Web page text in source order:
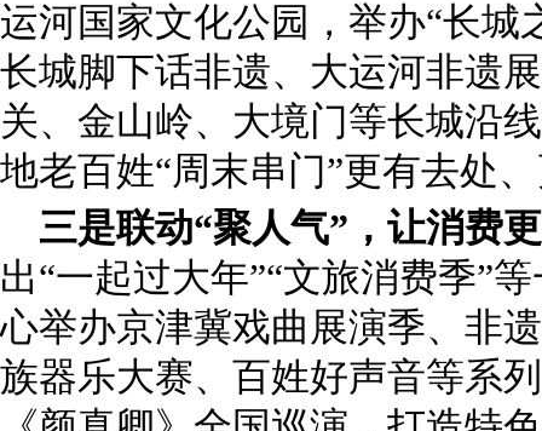
运河国家文化公园，举办“长城
长城脚下话非遗、大运河非遗
关、金山岭、大境门等长城沿
地老百姓“周末串门”更有去处
三是联动“聚人气”，让消费
出“一起过大年”“文旅消费季”
心举办京津冀戏曲展演季、非
族器乐大赛、百姓好声音等系